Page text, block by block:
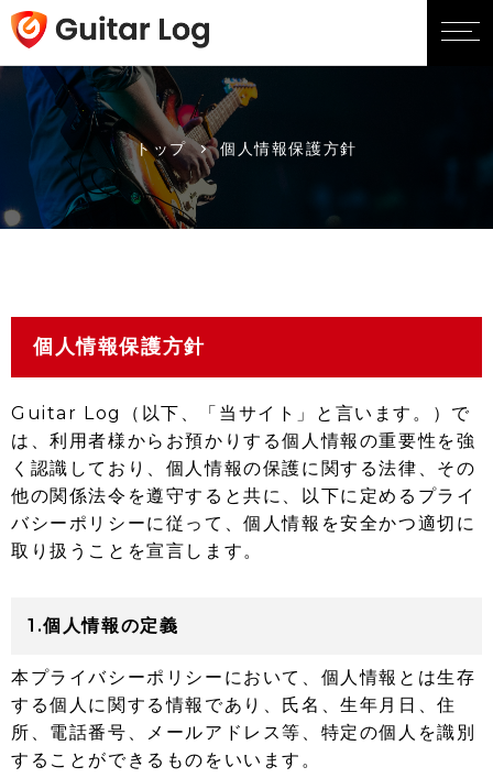
トップ 個人情報保護方針
個人情報保護方針
Guitar Log（以下、「当サイト」と言います。）で
は、利用者様からお預かりする個人情報の重要性を強
く認識しており、個人情報の保護に関する法律、その
他の関係法令を遵守すると共に、以下に定めるプライ
バシーポリシーに従って、個人情報を安全かつ適切に
取り扱うことを宣言します。
1.個人情報の定義
本プライバシーポリシーにおいて、個人情報とは生存
する個人に関する情報であり、氏名、生年月日、住
所、電話番号、メールアドレス等、特定の個人を識別
することができるものをいいます。